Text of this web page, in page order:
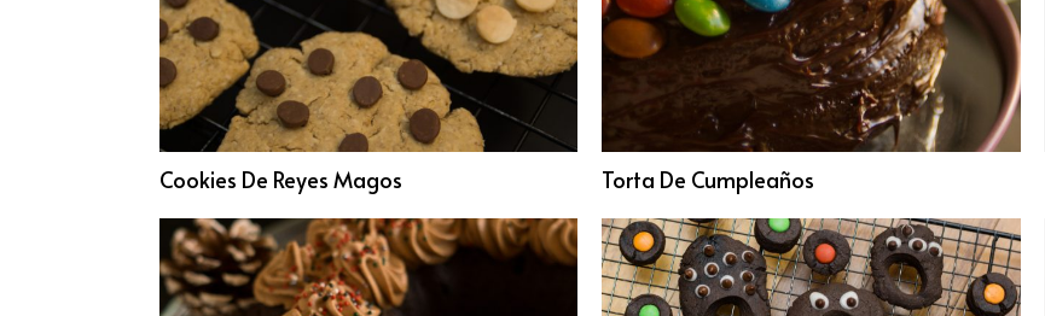
Cookies De Reyes Magos Torta De Cumpleaños